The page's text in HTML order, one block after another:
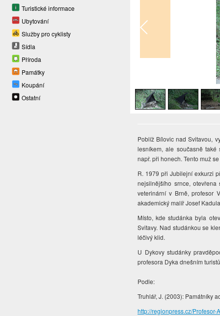
Turistické informace
Ubytování
Služby pro cyklisty
Sídla
Příroda
Památky
Koupání
Ostatní
Poblíž Bílovic nad Svitavou,
lesníkem, ale současně také
např. při honech. Tento muž
R. 1979 při Jubilejní exkurzi
nejsilnějšího srnce, otevřena
veterinární v Brně, profesor
akademický malíř Josef
Místo, kde studánka byla
Svitavy. Nad studánkou se
léčivý klid.
U Dykovy studánky
profesora Dyka dnešním
Podle:
Truhlář, J. (2003): Památníky
http://regionpress.cz/